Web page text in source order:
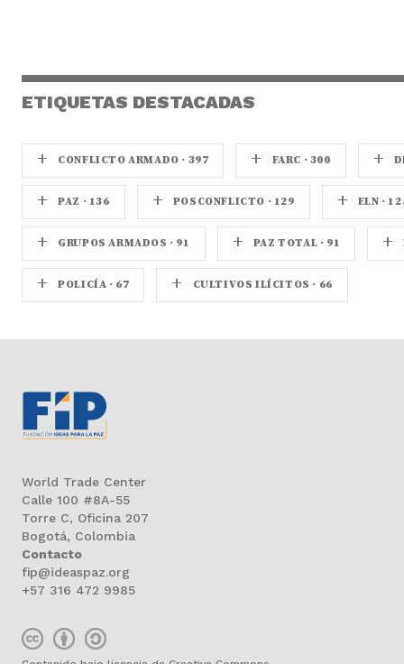
ETIQUETAS DESTACADAS
+ CONFLICTO ARMADO · 397 + FARC · 300 +
+ PAZ · 136 + POSCONFLICTO · 129 + ELN ·
+ GRUPOS ARMADOS · 91 + PAZ TOTAL · 91 +
+ POLICÍA · 67 + CULTIVOS ILÍCITOS · 66
World Trade Center
Calle 100 #8A-55
Torre C, Oficina 207
Bogotá, Colombia
Contacto
fip@ideaspaz.org
+57 316 472 9985